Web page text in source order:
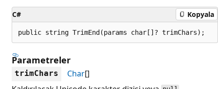
C# Kopyala
public string TrimEnd(params char[]? trimChars);
Parametreler
trimChars Char[]